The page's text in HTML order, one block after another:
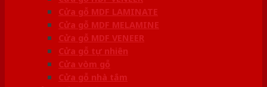
Cửa gỗ MDF LAMINATE
Cửa gỗ MDF MELAMINE
Cửa gỗ MDF VENEER
Cửa gỗ tự nhiên
Cửa vòm gỗ
Cửa gỗ nhà tắm